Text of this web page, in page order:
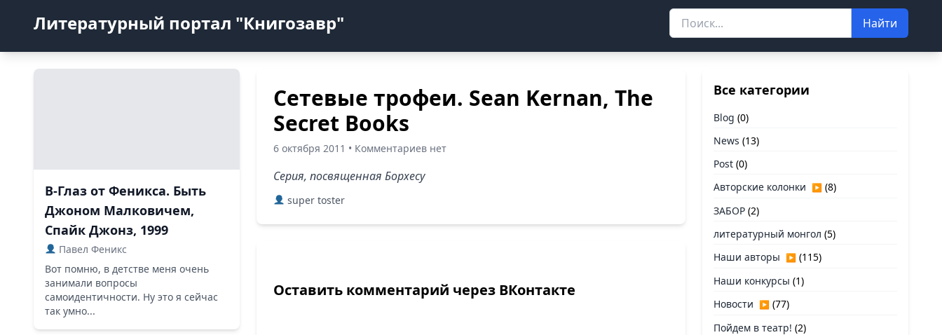
Литературный портал "Книгозавр" Найти
В-Глаз от Феникса. Быть
Джоном Малковичем,
Спайк Джонз, 1999
Павел Феникс
Вот помню, в детстве меня очень
занимали вопросы
самоидентичности. Ну это я сейчас
так умно...
Сетевые трофеи. Sean Kernan, The
Secret Books
6 октября 2011 • Комментариев нет
Серия, посвященная Борхесу
super toster
Оставить комментарий через ВКонтакте
Все категории
Blog (0)
News (13)
Post (0)
Авторские колонки ▶ (8)
ЗАБОР (2)
литературный монгол (5)
Наши авторы ▶ (115)
Наши конкурсы (1)
Новости ▶ (77)
Пойдем в театр! (2)